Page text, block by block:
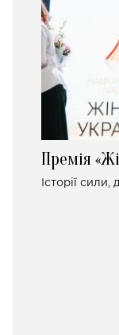
Премія
Історії сили,